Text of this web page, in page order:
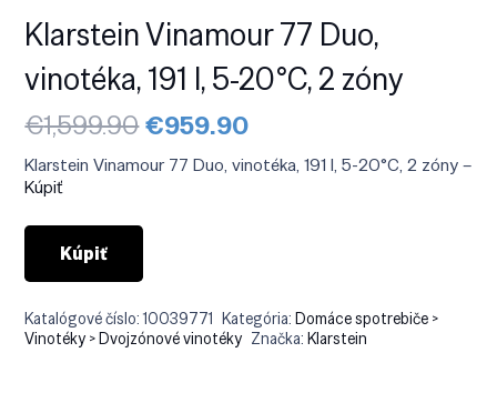
Klarstein Vinamour 77 Duo,
vinotéka, 191 l, 5-20°C, 2 zóny
€1,599.90Pôvodná
cena
bola:
€959.90Aktuálna
je:
Klarstein Vinamour 77 Duo, vinotéka, 191 l, 5-20°C, 2 zóny –
Kúpiť
Kúpiť
Katalógové číslo:10039771 Kategória:Domáce spotrebiče >
Vinotéky > Dvojzónové vinotéky Značka:Klarstein